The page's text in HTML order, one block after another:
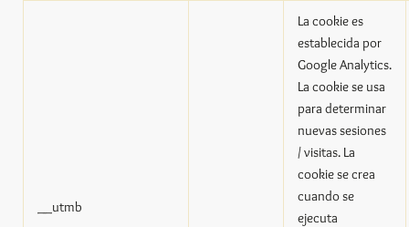
__utmb
La cookie es
establecida por
Google Analytics.
La cookie se usa
para determinar
nuevas sesiones
/ visitas. La
cookie se crea
cuando se
ejecuta